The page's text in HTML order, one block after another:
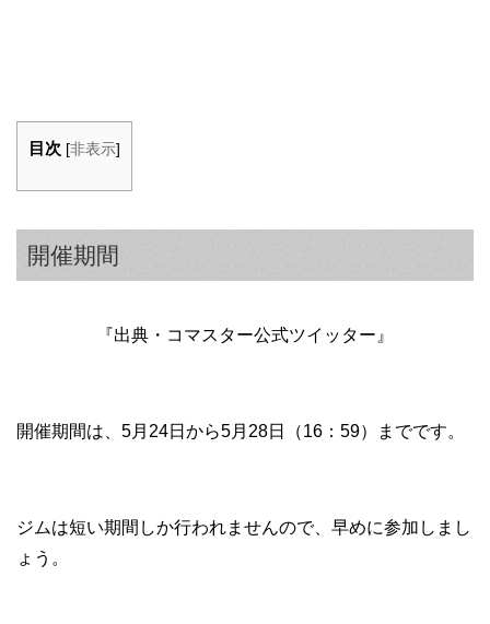
目次 [非表示]
開催期間
『出典・コマスター公式ツイッター』
開催期間は、5月24日から5月28日（16：59）までです。
ジムは短い期間しか行われませんので、早めに参加しまし
ょう。